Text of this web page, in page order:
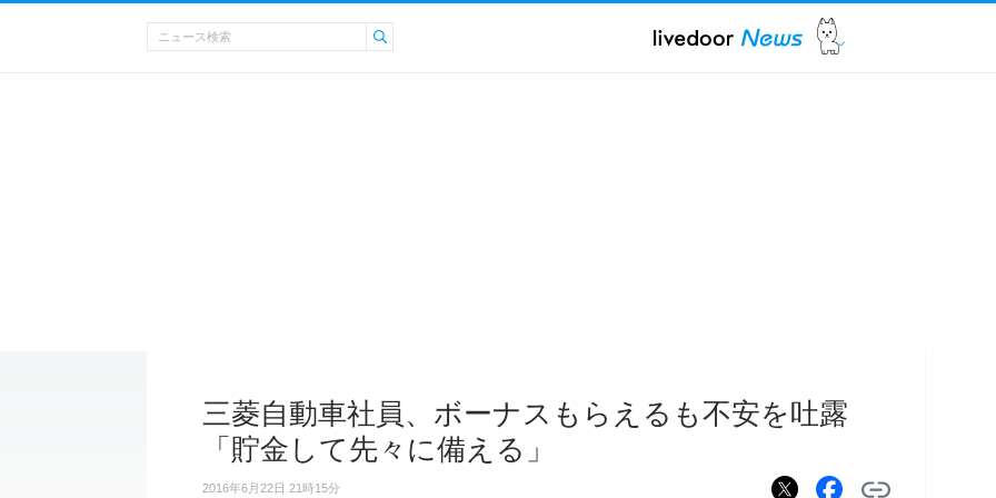
三菱自動車社員、ボーナスもらえるも不安を吐露
「貯金して先々に備える」
2016年6月22日 21時15分